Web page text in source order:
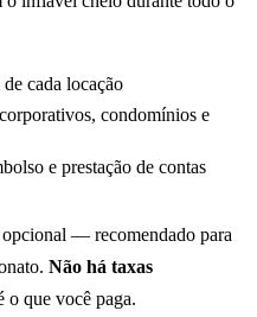
cada locação
condomínios e
e prestação de contas
opcional — recomendado para
Não há taxas
o que você paga.